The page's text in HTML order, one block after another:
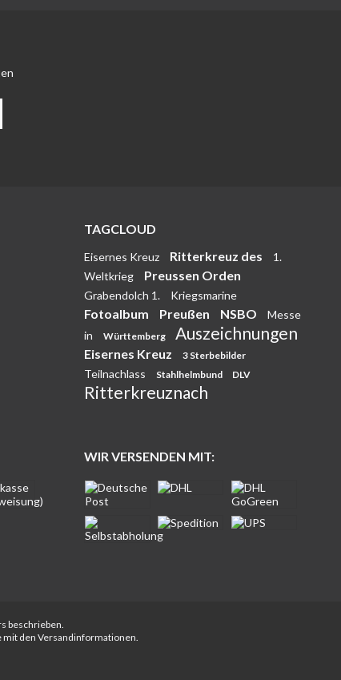
TAGCLOUD
Eisernes Kreuz Ritterkreuz des
1.
Weltkrieg
Preussen Orden
Grabendolch 1. Kriegsmarine
Fotoalbum Preußen NSBO
Messe
in
Württemberg Auszeichnungen
Eisernes Kreuz 3 Sterbebilder
Teilnachlass Stahlhelmbund DLV
Ritterkreuznach
WIR VERSENDEN MIT:
beschrieben.
mit den Versandinformationen.